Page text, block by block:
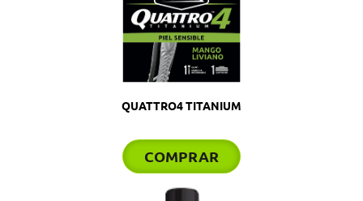
QUATTRO4 TITANIUM
COMPRAR